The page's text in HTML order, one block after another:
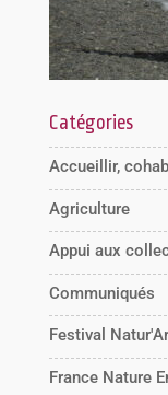
Catégories
Accueillir,
Agriculture
Appui aux
Communiqués
Festival
France Nature